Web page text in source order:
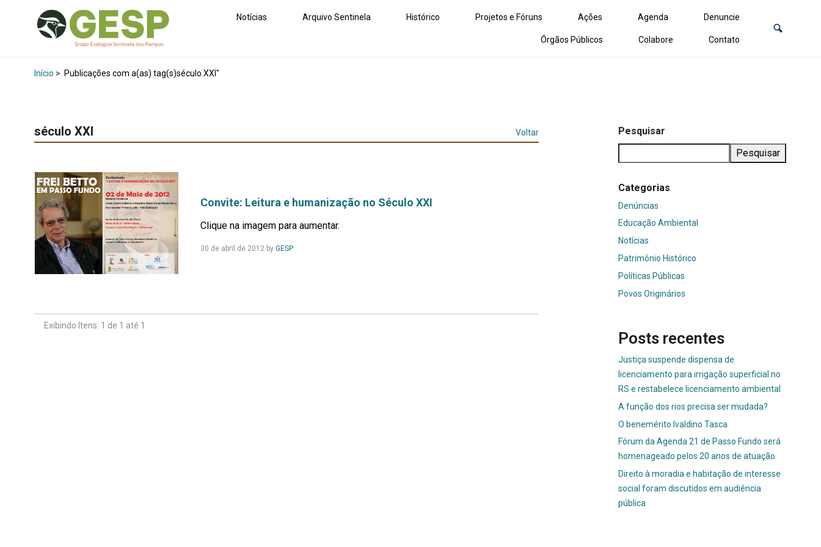
Notícias Arquivo Sentinela Histórico Projetos e Fóruns Ações Agenda Denuncie
Órgãos Públicos Colabore Contato
Início > Publicações com a(as) tag(s)século XXI"
século XXI Voltar
Convite: Leitura e humanização no Século XXI
Clique na imagem para aumentar.
30 de abril de 2012by GESPLeia
Exibindo Itens: 1 de 1 até 1
Pesquisar
Pesquisar
Categorias
Denúncias
Educação Ambiental
Notícias
Patrimônio Histórico
Políticas Públicas
Povos Originários
Posts recentes
Justiça suspende dispensa de
licenciamento para irrigação superficial no
RS e restabelece licenciamento ambiental
A função dos rios precisa ser mudada?
O benemérito Ivaldino Tasca
Fórum da Agenda 21 de Passo Fundo será
homenageado pelos 20 anos de atuação
Direito à moradia e habitação de interesse
social foram discutidos em audiência
pública